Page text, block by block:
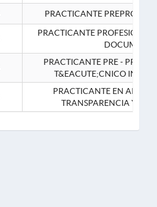
PRACTICANTE
PRACTICANTE
PRACTICANTE PRE -
T&EACUTE;CNICO
PRACTICANTE EN APOYO
TRANSPARENCIA Y